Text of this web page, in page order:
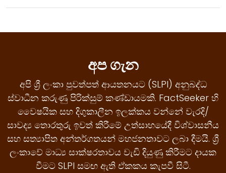
අප ගැන
අපි ශ්‍රී ලංකා පුවත්පත් ආයතනයට (SLPI) අනුබද්ධ
ස්වාධීන කරුණු පිරික්සුම් කණ්ඩායමකි. FactSeeker හි
වෛෂයික සහ දිගුකාලීන ඉලක්කය වන්නේ වැරදි/
සාවද්‍ය තොරතුරු ඉවත් කිරීමේ උත්සාහයේදී විශ්වාසනීය
සහ සත්‍යාපිත අන්තර්ගතයන් මහජනතාවට ලබා දීමයි. ශ්‍රී
ලංකාවේ මාධ්‍ය සාක්ෂරතාවය වැඩි දියුණු කිරීමට දායක
වීමට SLPI සමඟ ඇති ඒකකය කැපවී සිටී.